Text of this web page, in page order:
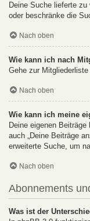
Deine Suche lieferte
oder beschränke die
Nach oben
Wie kann ich nach
Gehe zur
Nach oben
Wie kann ich meine
Deine eigenen
auch „Deine Beiträge
erweiterte Suche, um
Nach oben
Abonnements
Was ist der